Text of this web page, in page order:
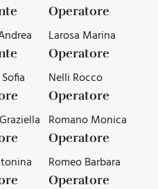
Operatore
Larosa Marina
Operatore
Nelli Rocco
Operatore
Romano Monica
Operatore
Romeo Barbara
Operatore